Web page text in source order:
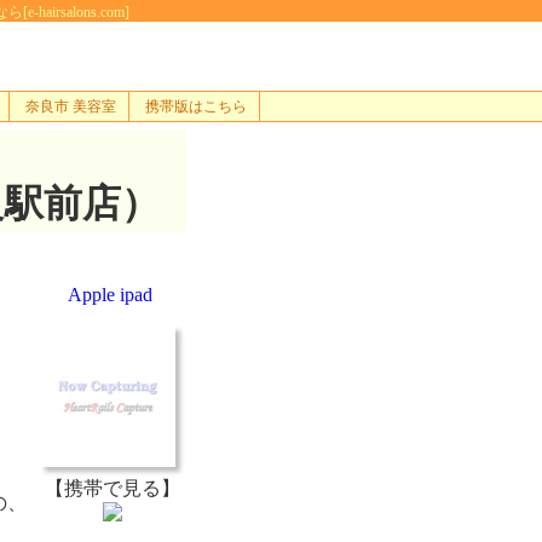
[e-hairsalons.com]
奈良市 美容室 携帯版はこちら
前店）
Apple ipad
【携帯で見る】